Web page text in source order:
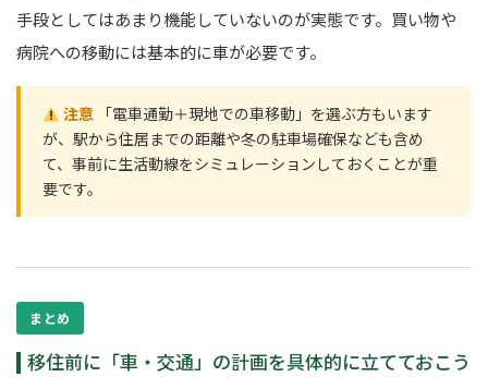
手段としてはあまり機能していないのが実態です。買い物や
病院への移動には基本的に車が必要です。
注意 「電車通勤＋現地での車移動」を選ぶ方もいます
が、駅から住居までの距離や冬の駐車場確保なども含め
て、事前に生活動線をシミュレーションしておくことが重
要です。
まとめ
移住前に「車・交通」の計画を具体的に立てておこう